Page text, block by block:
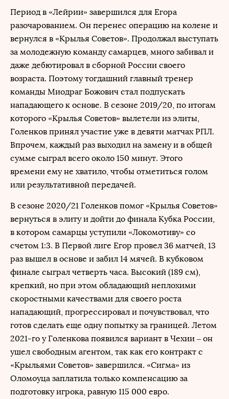
Период в «Лейрии» завершился для Егора
разочарованием. Он перенес операцию на колене и
вернулся в «Крылья Советов». Продолжал выступать
за молодежную команду самарцев, много забивал и
даже дебютировал в сборной России своего
возраста. Поэтому тогдашний главный тренер
команды Миодраг Божович стал подпускать
нападающего к основе. В сезоне 2019/20, по итогам
которого «Крылья Советов» вылетели из элиты,
Голенков принял участие уже в девяти матчах РПЛ.
Впрочем, каждый раз выходил на замену и в общей
сумме сыграл всего около 150 минут. Этого
времени ему не хватило, чтобы отметиться голом
или результативной передачей.
В сезоне 2020/21 Голенков помог «Крылья Советов»
вернуться в элиту и дойти до финала Кубка России,
в котором самарцы уступили «Локомотиву» со
счетом 1:3. В Первой лиге Егор провел 36 матчей, 13
раз вышел в основе и забил 14 мячей. В кубковом
финале сыграл четверть часа. Высокий (189 см),
крепкий, но при этом обладающий неплохими
скоростными качествами для своего роста
нападающий, прогрессировал и почувствовал, что
готов сделать еще одну попытку за границей. Летом
2021-го у Голенкова появился вариант в Чехии – он
ушел свободным агентом, так как его контракт с
«Крыльями Советов» завершился. «Сигма» из
Оломоуца заплатила только компенсацию за
подготовку игрока, равную 115 000 евро.